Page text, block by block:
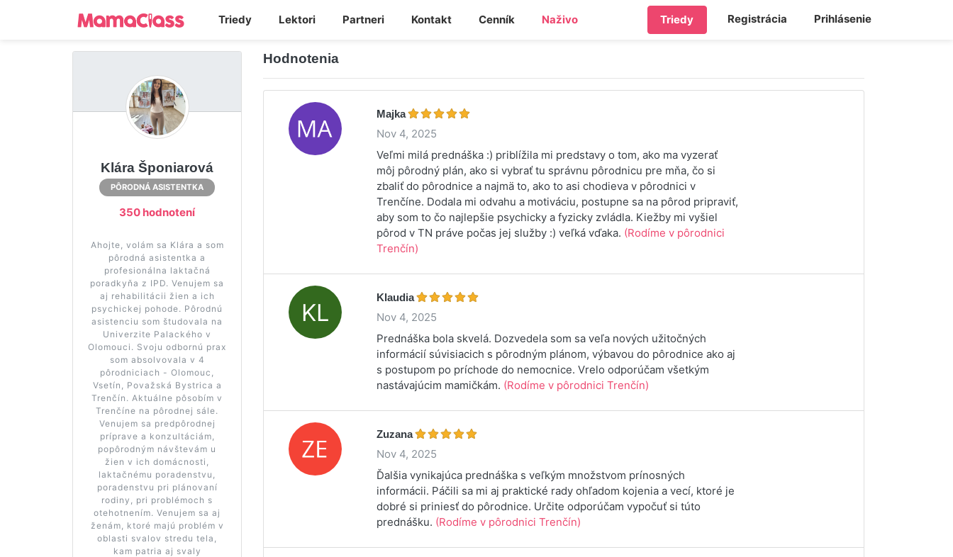
Triedy Lektori Partneri Kontakt Cenník Naživo Triedy Registrácia Prihlásenie
Klára Šponiarová
PÔRODNÁ ASISTENTKA
350 hodnotení
Ahojte, volám sa Klára a som
pôrodná asistentka a
profesionálna laktačná
poradkyňa z IPD. Venujem sa
aj rehabilitácii žien a ich
psychickej pohode. Pôrodnú
asistenciu som študovala na
Univerzite Palackého v
Olomouci. Svoju odbornú prax
som absolvovala v 4
pôrodniciach - Olomouc,
Vsetín, Považská Bystrica a
Trenčín. Aktuálne pôsobím v
Trenčíne na pôrodnej sále.
Venujem sa predpôrodnej
príprave a konzultáciám,
popôrodným návštevám u
žien v ich domácnosti,
laktačnému poradenstvu,
poradenstvu pri plánovaní
rodiny, pri problémoch s
otehotnením. Venujem sa aj
ženám, ktoré majú problém v
oblasti svalov stredu tela,
kam patria aj svaly
Hodnotenia
Majka
Nov 4, 2025
Veľmi milá prednáška :) priblížila mi predstavy o tom, ako ma vyzerať
môj pôrodný plán, ako si vybrať tu správnu pôrodnicu pre mňa, čo si
zbaliť do pôrodnice a najmä to, ako to asi chodieva v pôrodnici v
Trenčíne. Dodala mi odvahu a motiváciu, postupne sa na pôrod pripraviť,
aby som to čo najlepšie psychicky a fyzicky zvládla. Kiežby mi vyšiel
pôrod v TN práve počas jej služby :) veľká vďaka. (Rodíme v pôrodnici
Trenčín)
Klaudia
Nov 4, 2025
Prednáška bola skvelá. Dozvedela som sa veľa nových užitočných
informácií súvisiacich s pôrodným plánom, výbavou do pôrodnice ako aj
s postupom po príchode do nemocnice. Vrelo odporúčam všetkým
nastávajúcim mamičkám. (Rodíme v pôrodnici Trenčín)
Zuzana
Nov 4, 2025
Ďalšia vynikajúca prednáška s veľkým množstvom prínosných
informácii. Páčili sa mi aj praktické rady ohľadom kojenia a vecí, ktoré je
dobré si priniesť do pôrodnice. Určite odporúčam vypočuť si túto
prednášku. (Rodíme v pôrodnici Trenčín)